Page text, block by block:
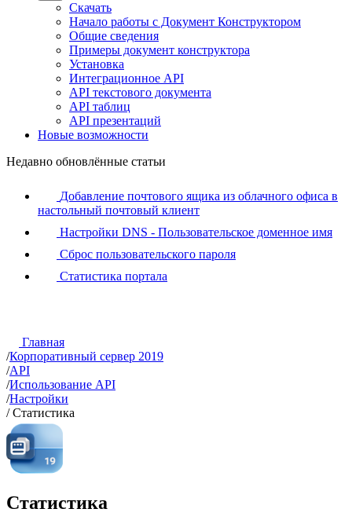
Скачать
Начало работы с Документ Конструктором
Общие сведения
Примеры документ конструктора
Установка
Интеграционное API
API текстового документа
API таблиц
API презентаций
Новые возможности
Недавно обновлённые статьи
Добавление почтового ящика из облачного офиса в
настольный почтовый клиент
Настройки DNS - Пользовательское доменное имя
Сброс пользовательского пароля
Статистика портала
Главная
/Корпоративный сервер 2019
/API
/Использование API
/Настройки
/ Статистика
Статистика